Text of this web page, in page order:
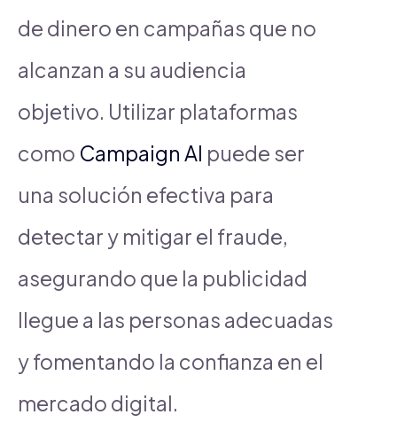
de dinero en campañas que no
alcanzan a su audiencia
objetivo. Utilizar plataformas
como Campaign AI puede ser
una solución efectiva para
detectar y mitigar el fraude,
asegurando que la publicidad
llegue a las personas adecuadas
y fomentando la confianza en el
mercado digital.